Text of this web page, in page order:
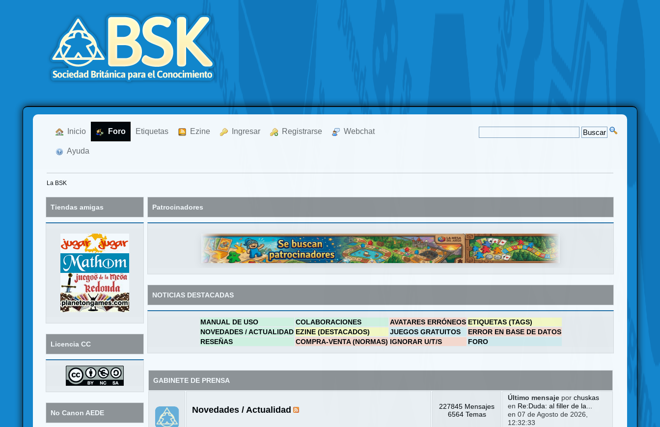
Inicio Foro Etiquetas Ezine Ingresar Registrarse Webchat
Ayuda
La BSK
Tiendas amigas
Licencia CC
No Canon AEDE
Patrocinadores
NOTICIAS DESTACADAS
MANUAL DE USO COLABORACIONES AVATARES ERRÓNEOS ETIQUETAS (TAGS)
NOVEDADES / ACTUALIDAD EZINE (DESTACADOS) JUEGOS GRATUITOS
ERROR EN BASE DE DATOS
RESEÑAS
COMPRA-VENTA (NORMAS) IGNORAR U/T/S FORO
GABINETE DE PRENSA
Novedades / Actualidad
227845 Mensajes
6564 Temas
Último mensajepor chuskas
en Re:Duda: al filler de la...
en 07 de Agosto de 2026,
12:32:33